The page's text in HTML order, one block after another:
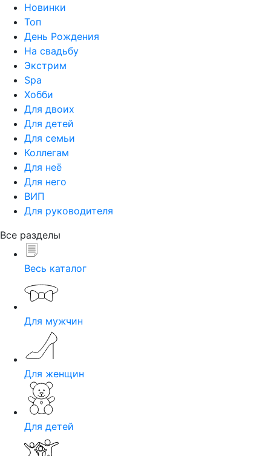
Новинки
Топ
День Рождения
На свадьбу
Экстрим
Spa
Хобби
Для двоих
Для детей
Для семьи
Коллегам
Для неё
Для него
ВИП
Для руководителя
Все разделы
Весь каталог
Для мужчин
Для женщин
Для детей